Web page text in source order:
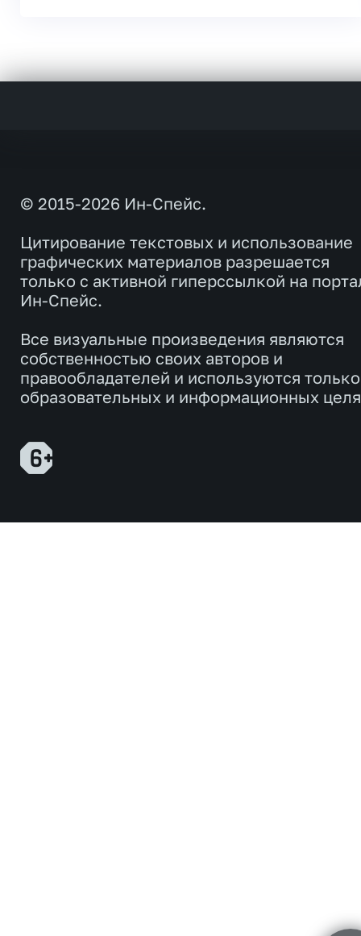
© 2015-2026 Ин-Спейс.
Цитирование текстовых и использование
графических материалов разрешается
только с активной гиперссылкой на
Ин-Спейс.
Все визуальные произведения являются
собственностью своих авторов и
правообладателей и используются
образовательных и информационных